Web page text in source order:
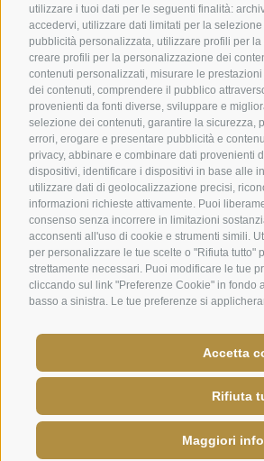
utilizzare i tuoi dati per le seguenti finalità:
accedervi, utilizzare dati limitati per la
pubblicità personalizzata, utilizzare profili per
creare profili per la personalizzazione dei
contenuti personalizzati, misurare le
dei contenuti, comprendere il pubblico
provenienti da fonti diverse, sviluppare e
selezione dei contenuti, garantire la sicurezza,
errori, erogare e presentare pubblicità e
privacy, abbinare e combinare dati provenienti
dispositivi, identificare i dispositivi in base alle
utilizzare dati di geolocalizzazione precisi,
informazioni richieste attivamente. Puoi
consenso senza incorrere in limitazioni
acconsenti all'uso di cookie e strumenti simili.
per personalizzare le tue scelte o "Rifiuta tutto"
strettamente necessari. Puoi modificare le tue
cliccando sul link "Preferenze Cookie" in
basso a sinistra. Le tue preferenze si
Accetta
Rifiuta
Maggiori